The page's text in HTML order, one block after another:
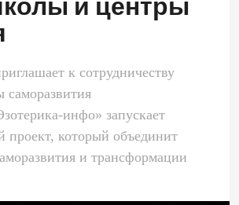
и центры
к сотрудничеству
инфо» запускает
который объединит
и трансформации